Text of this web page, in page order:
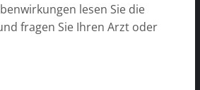
lesen Sie die
fragen Sie Ihren Arzt oder